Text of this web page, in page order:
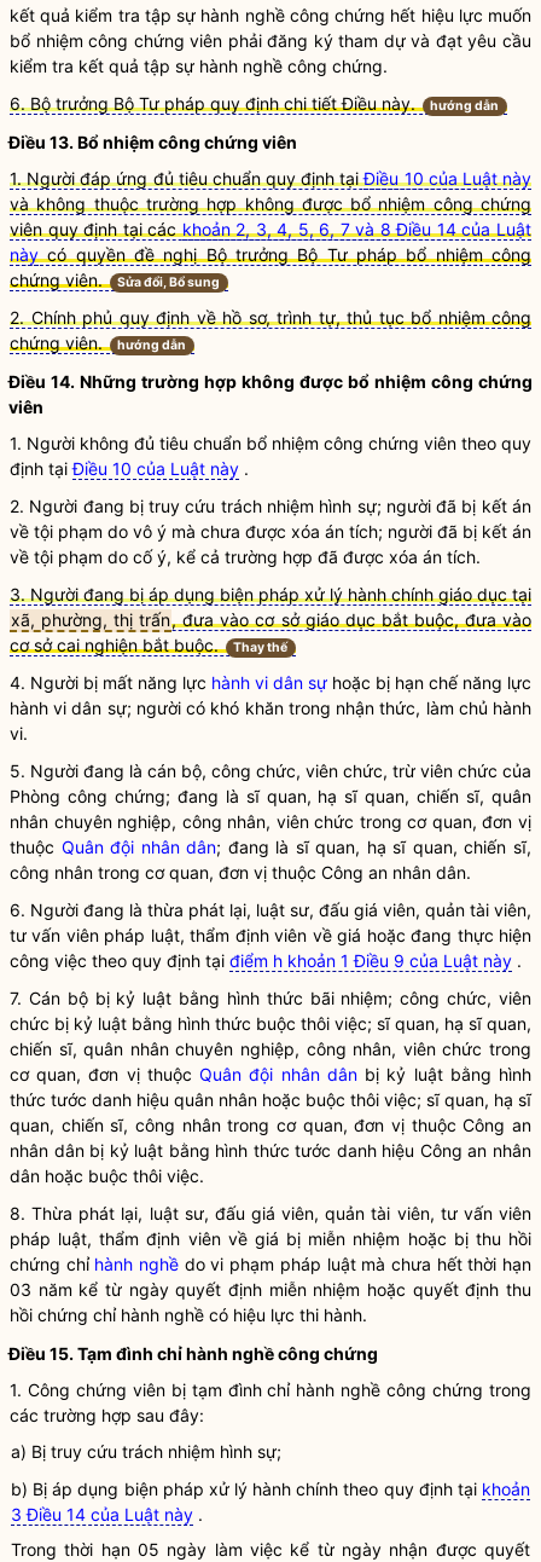
kết quả kiểm tra tập sự hành nghề công chứng hết hiệu lực muốn
bổ nhiệmcông chứng viên phải đăng ký tham dự và đạt yêu cầu
kiểm tra kết quả tập sự hành nghề công chứng.
6. Bộ trưởng Bộ Tư pháp quy định chi tiết Điều này.
hướng dẫn
Điều 13. Bổ nhiệm công chứng viên
1. Người đáp ứng đủ tiêu chuẩn quy định tạiĐiều 10 của Luật này
và không thuộc trường hợp không được bổ nhiệm công chứng
viên quy định tại cáckhoản 2, 3, 4, 5, 6, 7 và 8 Điều 14 của Luật
nàycó quyền đề nghị Bộ trưởng Bộ Tư pháp bổ nhiệm công
chứng viên.
Sửa đổi, Bổ sung
2. Chính phủ quy định về hồ sơ, trình tự, thủ tục bổ nhiệm công
chứng viên.
hướng dẫn
Điều 14. Những trường hợp không được bổ nhiệm công chứng
viên
1. Người không đủ tiêu chuẩn bổ nhiệm công chứng viên theo quy
định tạiĐiều 10 của Luật này .
2. Người đang bị truy cứu trách nhiệm hình sự; người đã bị kết án
về tội phạm do vô ý mà chưa được xóa án tích; người đã bị kết án
về tội phạm do cố ý, kể cả trường hợp đã được xóa án tích.
3. Người đang bị áp dụng biện pháp xử lý hành chính giáo dục tại
xã, phường, thị trấn, đưa vào cơ sở giáo dục bắt buộc, đưa vào
cơ sở cai nghiện bắt buộc.
Thay thế
4. Người bị mất năng lực hành vi dân sự hoặc bị hạn chế năng lực
hành vi dân sự; người có khó khăn trong nhận thức, làm chủ hành
vi.
5. Người đang là cán bộ, công chức, viên chức, trừ viên chức của
Phòng công chứng; đang là sĩ quan, hạ sĩ quan, chiến sĩ, quân
nhân chuyên nghiệp, công nhân, viên chức trong cơ quan, đơn vị
thuộc Quân đội nhân dân; đang là sĩ quan, hạ sĩ quan, chiến sĩ,
công nhân trong cơ quan, đơn vị thuộc Công an nhân dân.
6. Người đang là thừa phát lại, luật sư, đấu giá viên, quản tài viên,
tư vấn viên pháp luật, thẩm định viên về giá hoặc đang thực hiện
công việc theo quy định tại điểm h khoản 1 Điều 9 của Luật này .
7. Cán bộ bị kỷ luật bằng hình thức bãi nhiệm; công chức, viên
chức bị kỷ luật bằng hình thức buộc thôi việc; sĩ quan, hạ sĩ quan,
chiến sĩ, quân nhân chuyên nghiệp, công nhân, viên chức trong
cơ quan, đơn vị thuộcQuân đội nhân dânbị kỷ luật bằng hình
thức tước danh hiệu quân nhân hoặc buộc thôi việc; sĩ quan, hạ sĩ
quan, chiến sĩ, công nhân trong cơ quan, đơn vị thuộc Công an
nhân dânbị kỷ luật bằng hình thức tước danh hiệu Công an nhân
dân hoặc buộc thôi việc.
8. Thừa phát lại, luậtsư, đấu giá viên, quản tài viên, tư vấn viên
pháp luật, thẩm định viên về giá bị miễn nhiệm hoặc bị thu hồi
chứng chỉ hành nghề do vi phạm pháp luậtmà chưa hết thời hạn
03 năm kể từ ngày quyết định miễn nhiệm hoặc quyết định thu
hồi chứng chỉ hành nghề có hiệu lực thi hành.
Điều 15. Tạm đình chỉhành nghề công chứng
1. Công chứng viênbị tạm đình chỉ hành nghề công chứng trong
các trường hợp sau đây:
a) Bị truy cứu trách nhiệm hình sự;
b) Bị áp dụng biện pháp xử lý hành chính theo quy định tại khoản
3 Điều 14 của Luật này .
Trong thời hạn 05 ngày làm việc kể từ ngày nhận được quyết